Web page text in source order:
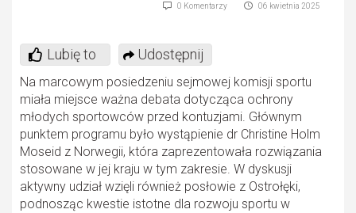
06 kwietnia 2025
0 Komentarzy
Lubię to Udostępnij
Na marcowym posiedzeniu sejmowej komisji sportu
miała miejsce ważna debata dotycząca ochrony
młodych sportowców przed kontuzjami. Głównym
punktem programu było wystąpienie dr Christine Holm
Moseid z Norwegii, która zaprezentowała rozwiązania
stosowane w jej kraju w tym zakresie. W dyskusji
aktywny udział wzięli również posłowie z Ostrołęki,
podnosząc kwestie istotne dla rozwoju sportu w